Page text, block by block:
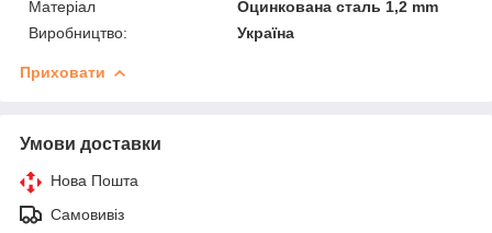
Матеріал
Оцинкована сталь 1,2 mm
Виробництво:
Україна
Приховати
Умови доставки
Нова Пошта
Самовивіз